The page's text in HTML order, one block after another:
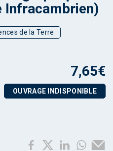
de la Terre
7,65€
OUVRAGE INDISPONIBLE